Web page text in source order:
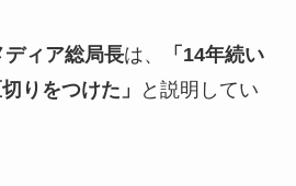
ィア総局長は、
「14年続い
りをつけた」
と説明してい